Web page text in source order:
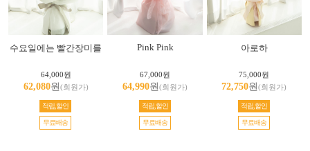
수요일에는 빨간장미를
64,000원
62,080원(회원가)
적립,할인
무료배송
Pink Pink
67,000원
64,990원(회원가)
적립,할인
무료배송
아로하
75,000원
72,750원(회원가)
적립,할인
무료배송